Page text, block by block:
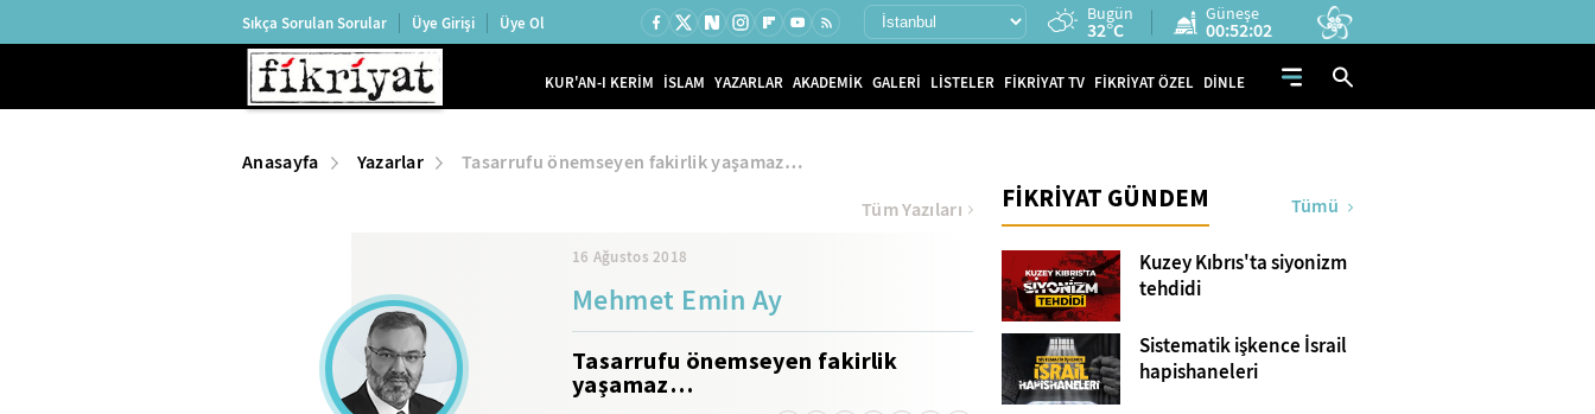
Sıkça Sorulan Sorular Üye Girişi Üye Ol Bugün
32°C
Güneşe
00:52:01
KUR'AN-I KERİM İSLAM YAZARLAR AKADEMİK GALERİ LİSTELER FİKRİYAT TV FİKRİYAT ÖZEL DİNLE
Anasayfa Yazarlar Tasarrufu önemseyen fakirlik yaşamaz…
16 Ağustos 2018
Mehmet Emin Ay
Tasarrufu önemseyen fakirlik
yaşamaz…
Tüm Yazıları FİKRİYAT GÜNDEM Tümü
Kuzey Kıbrıs'ta siyonizm
tehdidi
Sistematik işkence İsrail
hapishaneleri